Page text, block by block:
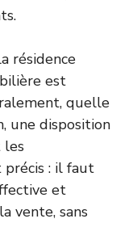
résidence
est
quelle
une disposition
les
précis : il faut
et
vente, sans